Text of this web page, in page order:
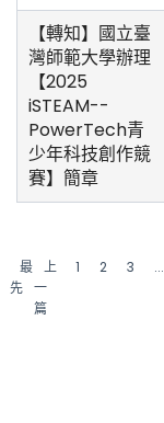
【轉知】國立臺
灣師範大學辦理
【2025
iSTEAM--
PowerTech青
少年科技創作競
賽】簡章
最
先
上
一
篇
1 2 3 ...